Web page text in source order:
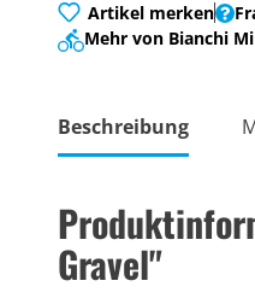
Artikel merken
Mehr von Bianchi
Beschreibung
Gravel"